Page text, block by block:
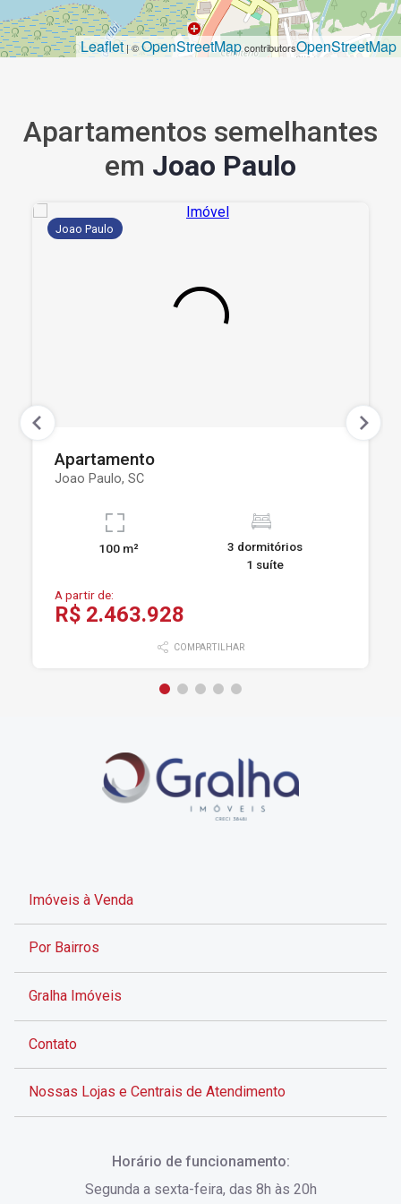
Leaflet| ©OpenStreetMapcontributorsOpenStreetMap
Apartamentos semelhantes
em Joao Paulo
Joao Paulo
Apartamento
Joao Paulo, SC
100 m²
3 dormitórios
1 suíte
A partir de:
R$ 2.463.928
COMPARTILHAR
Imóveis à Venda
Por Bairros
Gralha Imóveis
Contato
Nossas Lojas e Centrais de Atendimento
Horário de funcionamento:
Segunda a sexta-feira, das 8h às 20h